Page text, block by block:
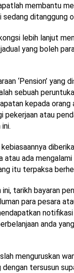
membantu
sedang ditanggung
lebih lanjut
yang boleh
‘Pension’ yang
sebuah
kepada orang
pekerjaan atau
ini.
atau ada
itu terpaksa
ini, tarikh bayaran
para pesara
anda
menguruskan
dengan tersusun